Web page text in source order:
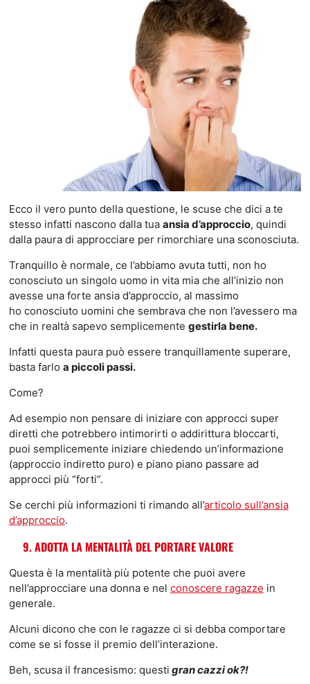
Ecco il vero punto della questione, le scuse che dici a te
stesso infatti nascono dalla tua ansia d’approccio, quindi
dalla paura di approcciare per rimorchiare una sconosciuta.
Tranquillo è normale, ce l’abbiamo avuta tutti, non ho
conosciuto un singolo uomo in vita mia che all’inizio non
avesse una forte ansia d’approccio, al massimo
ho conosciuto uomini che sembrava che non l’avessero ma
che in realtà sapevo semplicemente gestirla bene.
Infatti questa paura può essere tranquillamente superare,
basta farlo a piccoli passi.
Come?
Ad esempio non pensare di iniziare con approcci super
diretti che potrebbero intimorirti o addirittura bloccarti,
puoi semplicemente iniziare chiedendo un’informazione
(approccio indiretto puro) e piano piano passare ad
approcci più “forti”.
Se cerchi più informazioni ti rimando all’articolo sull’ansia
d’approccio.
9. ADOTTA LA MENTALITÀ DEL PORTARE VALORE
Questa è la mentalità più potente che puoi avere
nell’approcciare una donna e nel conoscere ragazze in
generale.
Alcuni dicono che con le ragazze ci si debba comportare
come se si fosse il premio dell’interazione.
Beh, scusa il francesismo: questi gran cazzi ok?!